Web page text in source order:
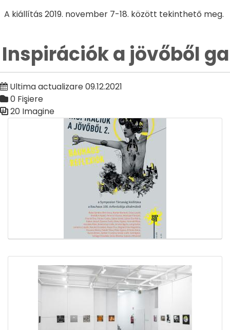
A kiállítás 2019. november 7-18. között tekinthető meg.
Inspirációk a jövőből
Ultima actualizare 09.12.2021
0 Fişiere
20 Imagine